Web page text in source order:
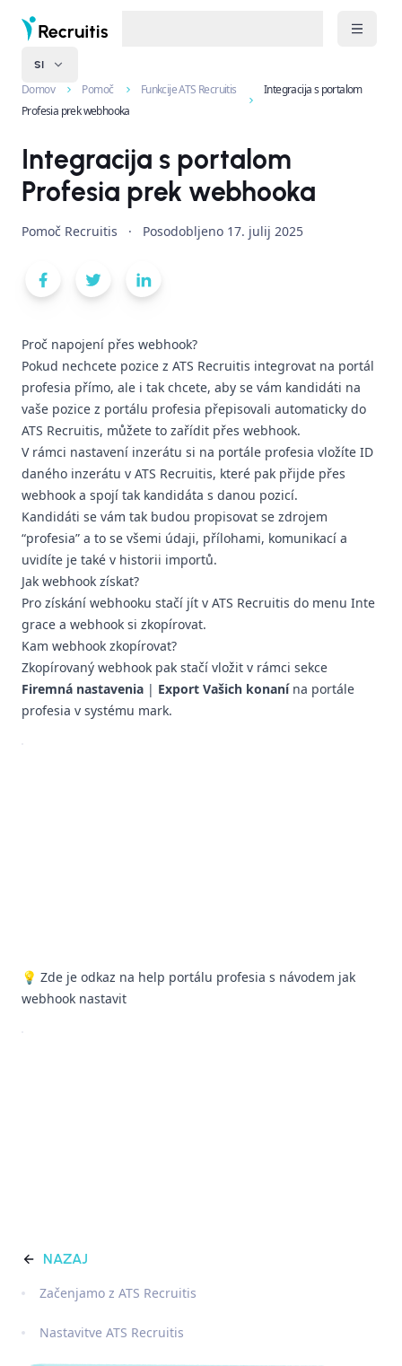
SI
Domov Pomoč Funkcije ATS Recruitis
Integracija s portalom
Profesia prek webhooka
Integracija s portalom
Profesia prek webhooka
Pomoč Recruitis · Posodobljeno 17. julij 2025
Proč napojení přes webhook?
Pokud nechcete pozice z ATS Recruitis integrovat na portál
profesia přímo, ale i tak chcete, aby se vám kandidáti na
vaše pozice z portálu profesia přepisovali automaticky do
ATS Recruitis, můžete to zařídit přes webhook.
V rámci nastavení inzerátu si na portále profesia vložíte ID
daného inzerátu v ATS Recruitis, které pak přijde přes
webhook a spojí tak kandidáta s danou pozicí.
Kandidáti se vám tak budou propisovat se zdrojem
“profesia” a to se všemi údaji, přílohami, komunikací a
uvidíte je také v historii importů.
Jak webhook získat?
Pro získání webhooku stačí jít v ATS Recruitis do menu Inte
grace a webhook si zkopírovat.
Kam webhook zkopírovat?
Zkopírovaný webhook pak stačí vložit v rámci sekce
Firemná nastavenia | Export Vašich konanína portále
profesia v systému mark.
💡 Zde je odkaz na help portálu profesia s návodem jak
webhook nastavit
NAZAJ
Začenjamo z ATS Recruitis
Nastavitve ATS Recruitis